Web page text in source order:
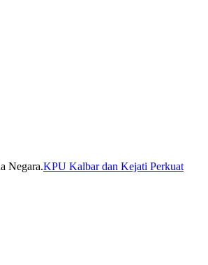
KPU Kalbar dan Kejati Perkuat